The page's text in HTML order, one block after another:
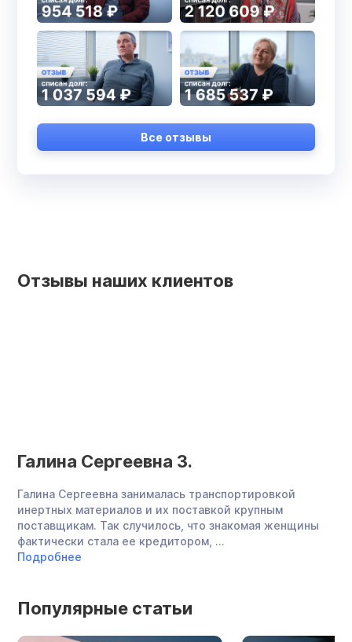
Все отзывы
Отзывы наших клиентов
Галина Сергеевна З.
Галина Сергеевна занималась транспортировкой
инертных материалов и их поставкой крупным
поставщикам. Так случилось, что знакомая женщины
фактически стала ее кредитором, ...
Подробнее
Популярные статьи